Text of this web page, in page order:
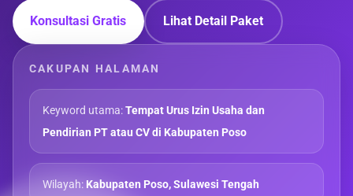
Konsultasi Gratis Lihat Detail Paket
CAKUPAN HALAMAN
Keyword utama:Tempat Urus Izin Usaha dan
Pendirian PT atau CV di Kabupaten Poso
Wilayah:Kabupaten Poso, Sulawesi Tengah